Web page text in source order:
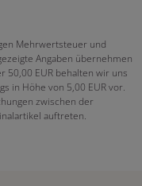
Mehrwertsteuer und
Angaben übernehmen
EUR behalten wir uns
in Höhe von 5,00 EUR vor.
zwischen der
auftreten.